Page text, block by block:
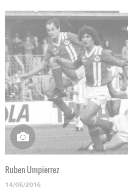
Ruben Umpierrez
14/06/2016